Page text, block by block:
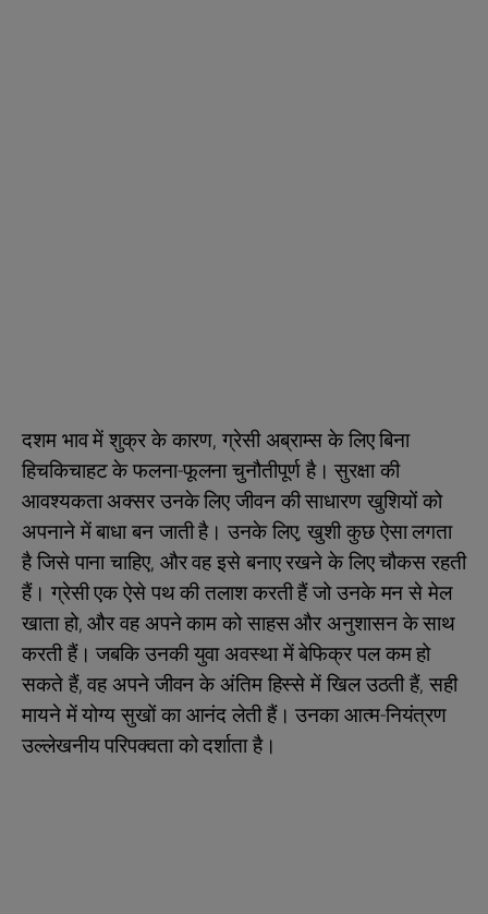
दशम भाव में शुक्र के कारण, ग्रेसी अब्राम्स के लिए बिना
हिचकिचाहट के फलना-फूलना चुनौतीपूर्ण है। सुरक्षा की
आवश्यकता अक्सर उनके लिए जीवन की साधारण खुशियों को
अपनाने में बाधा बन जाती है। उनके लिए, खुशी कुछ ऐसा लगता
है जिसे पाना चाहिए, और वह इसे बनाए रखने के लिए चौकस रहती
हैं। ग्रेसी एक ऐसे पथ की तलाश करती हैं जो उनके मन से मेल
खाता हो, और वह अपने काम को साहस और अनुशासन के साथ
करती हैं। जबकि उनकी युवा अवस्था में बेफिक्र पल कम हो
सकते हैं, वह अपने जीवन के अंतिम हिस्से में खिल उठती हैं, सही
मायने में योग्य सुखों का आनंद लेती हैं। उनका आत्म-नियंत्रण
उल्लेखनीय परिपक्वता को दर्शाता है।